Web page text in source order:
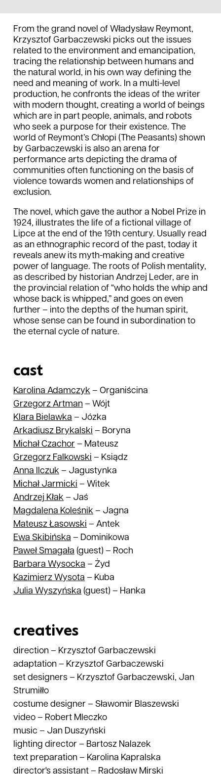
From the grand novel of Władysław Reymont,
Krzysztof Garbaczewski picks out the issues
related to the environment and emancipation,
tracing the relationship between humans and
the natural world, in his own way defining the
need and meaning of work. In a multi-level
production, he confronts the ideas of the writer
with modern thought, creating a world of beings
which are in part people, animals, and robots
who seek a purpose for their existence. The
world of Reymont’s Chłopi (The Peasants) shown
by Garbaczewski is also an arena for
performance arts depicting the drama of
communities often functioning on the basis of
violence towards women and relationships of
exclusion.
The novel, which gave the author a Nobel Prize in
1924, illustrates the life of a fictional village of
Lipce at the end of the 19th century. Usually read
as an ethnographic record of the past, today it
reveals anew its myth-making and creative
power of language. The roots of Polish mentality,
as described by historian Andrzej Leder, are in
the provincial relation of “who holds the whip and
whose back is whipped,” and goes on even
further – into the depths of the human spirit,
whose sense can be found in subordination to
the eternal cycle of nature.
cast
Karolina Adamczyk – Organiścina
Grzegorz Artman – Wójt
Klara Bielawka – Józka
Arkadiusz Brykalski – Boryna
Michał Czachor – Mateusz
Grzegorz Falkowski – Ksiądz
Anna Ilczuk – Jagustynka
Michał Jarmicki – Witek
Andrzej Kłak – Jaś
Magdalena Koleśnik – Jagna
Mateusz Łasowski – Antek
Ewa Skibińska – Dominikowa
Paweł Smagała (guest) – Roch
Barbara Wysocka – Żyd
Kazimierz Wysota – Kuba
Julia Wyszyńska (guest) – Hanka
creatives
direction – Krzysztof Garbaczewski
adaptation – Krzysztof Garbaczewski
set designers – Krzysztof Garbaczewski, Jan
Strumiłło
costume designer – Sławomir Blaszewski
video – Robert Mleczko
music – Jan Duszyński
lighting director – Bartosz Nalazek
text preparation – Karolina Kapralska
director's assistant – Radosław Mirski